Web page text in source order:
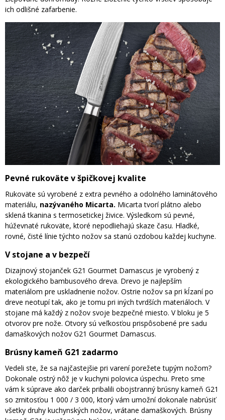
ich odlišné zafarbenie.
Pevné rukoväte v špičkovej kvalite
Rukoväte sú vyrobené z extra pevného a odolného laminátového
materiálu, nazývaného Micarta. Micarta tvorí plátno alebo
sklená tkanina s termosetickej živice. Výsledkom sú pevné,
húževnaté rukoväte, ktoré nepodliehajú skaze času. Hladké,
rovné, čisté línie týchto nožov sa stanú ozdobou každej kuchyne.
V stojane a v bezpečí
Dizajnový stojanček G21 Gourmet Damascus je vyrobený z
ekologického bambusového dreva. Drevo je najlepším
materiálom pre uskladnenie nožov. Ostrie nožov sa pri kĺzaní po
dreve neotupí tak, ako je tomu pri iných tvrdších materiáloch. V
stojane má každý z nožov svoje bezpečné miesto. V bloku je 5
otvorov pre nože. Otvory sú veľkosťou prispôsobené pre sadu
damaškových nožov G21 Gourmet Damascus.
Brúsny kameň G21 zadarmo
Vedeli ste, že sa najčastejšie pri varení porežete tupým nožom?
Dokonale ostrý nôž je v kuchyni polovica úspechu. Preto sme
vám k súprave ako darček pribalili obojstranný brúsny kameň G21
so zrnitosťou 1 000 / 3 000, ktorý vám umožní dokonale nabrúsiť
všetky druhy kuchynských nožov, vrátane damaškových. Brúsny